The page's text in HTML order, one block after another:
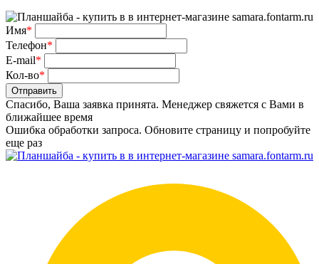
Имя*
Телефон*
E-mail*
Кол-во*
Отправить
Спасибо, Ваша заявка принята. Менеджер свяжется с Вами в
ближайшее время
Ошибка обработки запроса. Обновите страницу и попробуйте
еще раз